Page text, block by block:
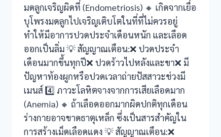
panel
Panel
Panel
มดลูกเจริญผิดที่ (Endometriosis) 🔸 เกิดจากเยื่อ
บุโพรงมดลูกไปเจริญเติบโตในที่ที่ไม่ควรอยู่
ทำให้มีอาการปวดประจำเดือนหนัก และเลือด
ออกเป็นลิ่ม 💡 สัญญาณเตือน:❌ ปวดประจำ
เดือนมากขึ้นทุกปี❌ ปวดร้าวไปหลังและขา❌ มี
ปัญหาท้องผูกหรือปวดเวลาถ่ายปัสสาวะช่วงมี
เมนส์ 4️⃣ ภาวะโลหิตจางจากการเสียเลือดมาก
(Anemia) 🔸 ถ้าเลือดออกมากผิดปกติทุกเดือน
ร่างกายอาจขาดธาตุเหล็ก ซึ่งเป็นสารสำคัญใน
การสร้างเม็ดเลือดแดง 💡 สัญญาณเตือน:❌